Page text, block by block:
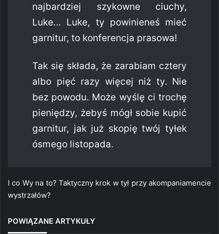
najbardziej szykowne ciuchy,
Luke… Luke, ty powinieneś mieć
garnitur, to konferencja prasowa!
Tak się składa, że zarabiam cztery
albo pięć razy więcej niż ty. Nie
bez powodu. Może wyślę ci trochę
pieniędzy, żebyś mógł sobie kupić
garnitur, jak już skopię twój tyłek
ósmego listopada.
I co Wy na to? Taktyczny krok w tył przy akompaniamencie
wystrzałów?
POWIĄZANE ARTYKUŁY